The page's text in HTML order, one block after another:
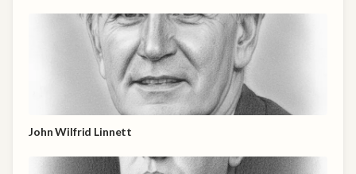
John Wilfrid Linnett